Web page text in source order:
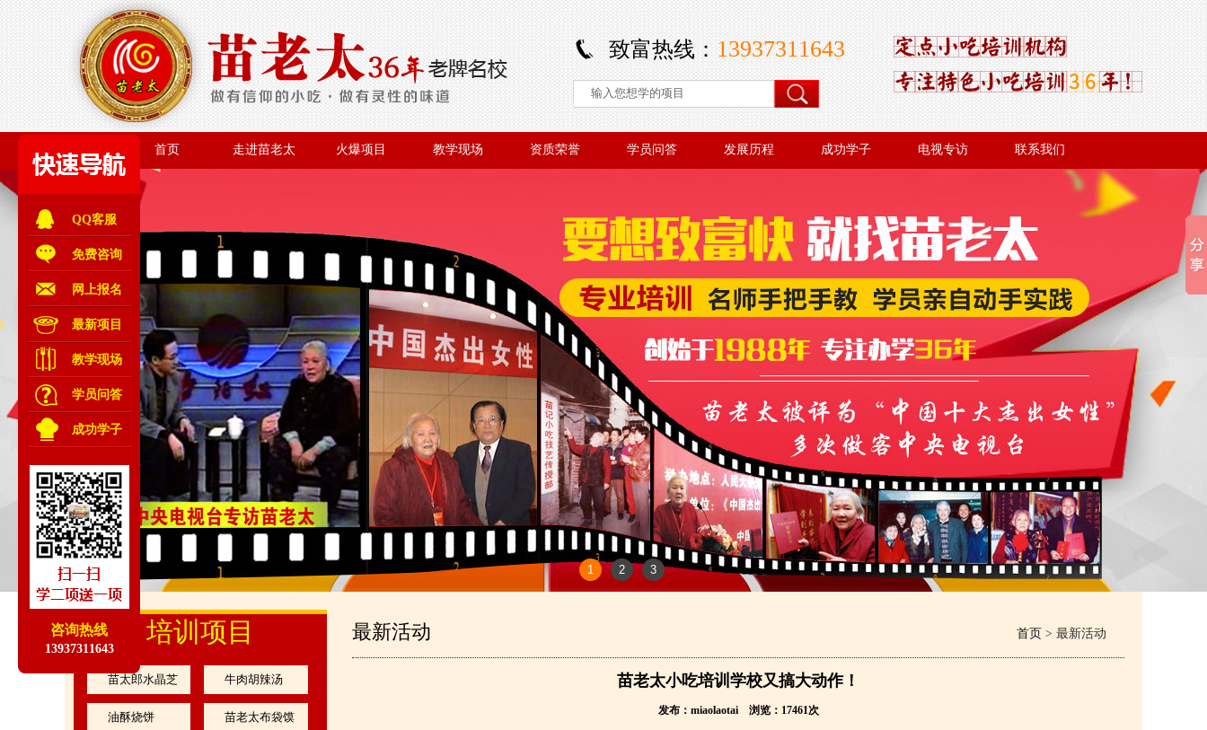
致富热线：13937311643
首页 走进苗老太 火爆项目 教学现场 资质荣誉 学员问答 发展历程 成功学子 电视专访 联系我们
1 2 3
培训项目
苗太郎水晶芝
麻凉皮
牛肉胡辣汤
油酥烧饼 苗老太布袋馍
最新活动 首页 > 最新活动
苗老太小吃培训学校又搞大动作！
发布：miaolaotai 浏览：17461次
QQ客服
免费咨询
网上报名
最新项目
教学现场
学员问答
成功学子
咨询热线
13937311643